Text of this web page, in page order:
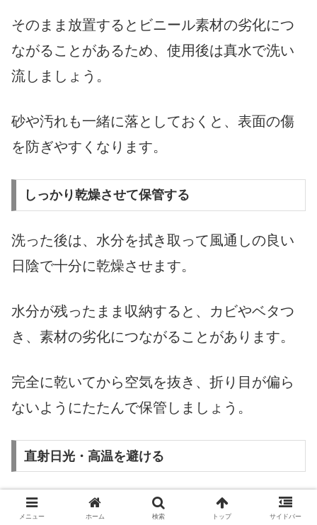
そのまま放置するとビニール素材の劣化につ
ながることがあるため、使用後は真水で洗い
流しましょう。
砂や汚れも一緒に落としておくと、表面の傷
を防ぎやすくなります。
しっかり乾燥させて保管する
洗った後は、水分を拭き取って風通しの良い
日陰で十分に乾燥させます。
水分が残ったまま収納すると、カビやベタつ
き、素材の劣化につながることがあります。
完全に乾いてから空気を抜き、折り目が偏ら
ないようにたたんで保管しましょう。
直射日光・高温を避ける
ビニール製の浮き輪は、強い日差しや高温に
メニュー ホーム 検索 トップ サイドバー